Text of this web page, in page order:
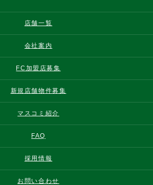
店舗一覧
会社案内
FC加盟店募集
新規店舗物件募集
マスコミ紹介
FAQ
採用情報
お問い合わせ